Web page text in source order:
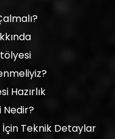
Hazırlık
Nedir?
İçin Teknik Detaylar